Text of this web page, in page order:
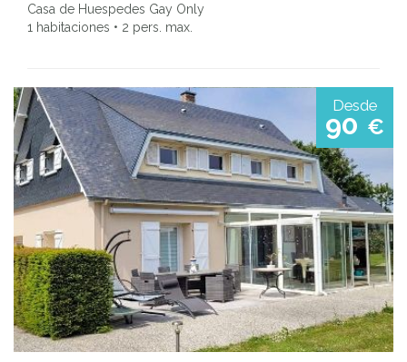
Casa de Huespedes Gay Only
1 habitaciones • 2 pers. max.
Desde
90 €